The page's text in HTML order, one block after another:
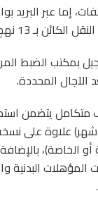
إما عبر
مونبليزير، تونس (1073).
بمكتب الضبط
المحددة.
متكامل يتضمن
(لم يمض على
أو الخاصة)،
من 3 أشهر) تثبت